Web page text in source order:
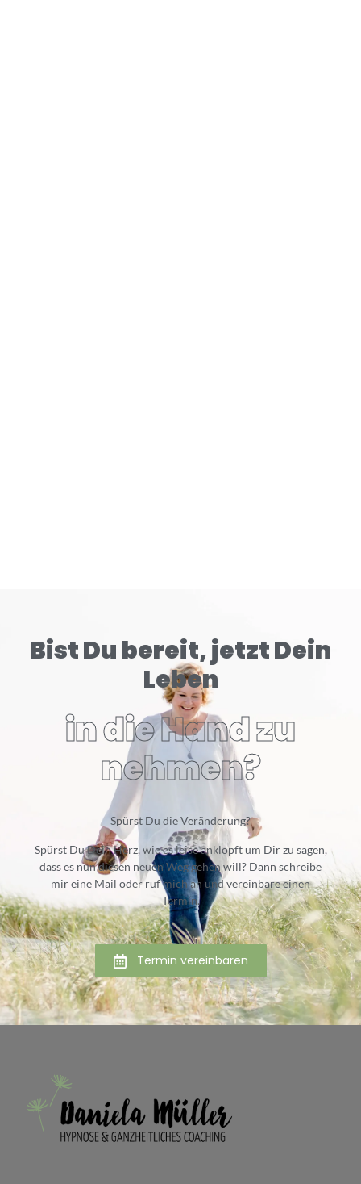
Bist Du bereit, jetzt Dein
Leben
in die Hand zu
nehmen?
Spürst Du die Veränderung?
Spürst Du Dein Herz, wie es leise anklopft um Dir zu sagen,
dass es nun diesen neuen Weg gehen will? Dann schreibe
mir eine Mail oder ruf mich an und vereinbare einen
Termin.
Termin vereinbaren